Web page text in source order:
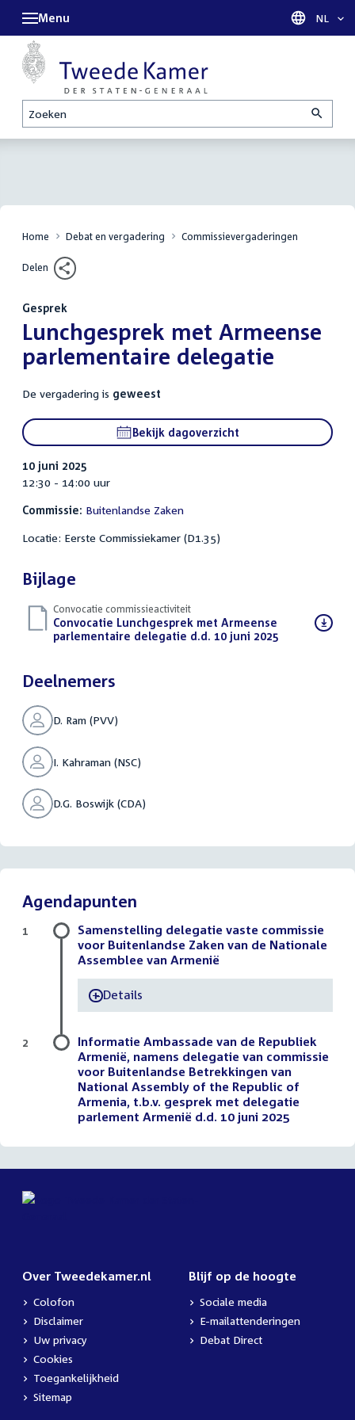
Zoeken
Menu Taal
NL
Home Debat en vergadering Commissievergaderingen
Delen
Gesprek
:Lunchgesprek met Armeense
parlementaire delegatie
De vergadering is geweest
Bekijk dagoverzicht
10 juni 2025
12:30 - 14:00 uur
Commissie: Buitenlandse Zaken
Locatie: Eerste Commissiekamer (D1.35)
Bijlage
Convocatie commissieactiviteit
Download
bestand:
Convocatie Lunchgesprek met Armeense
parlementaire delegatie d.d. 10 juni 2025
Deelnemers
D. Ram (PVV)
I. Kahraman (NSC)
D.G. Boswijk (CDA)
Agendapunten
Samenstelling delegatie vaste commissie
voor Buitenlandse Zaken van de Nationale
Assemblee van Armenië
-Details
1
Informatie Ambassade van de Republiek
Armenië, namens delegatie van commissie
voor Buitenlandse Betrekkingen van
National Assembly of the Republic of
Armenia, t.b.v. gesprek met delegatie
parlement Armenië d.d. 10 juni 2025
2
Over Tweedekamer.nl
Colofon
Disclaimer
Uw privacy
Cookies
Toegankelijkheid
Sitemap
Blijf op de hoogte
Sociale media
E-mailattenderingen
Debat Direct